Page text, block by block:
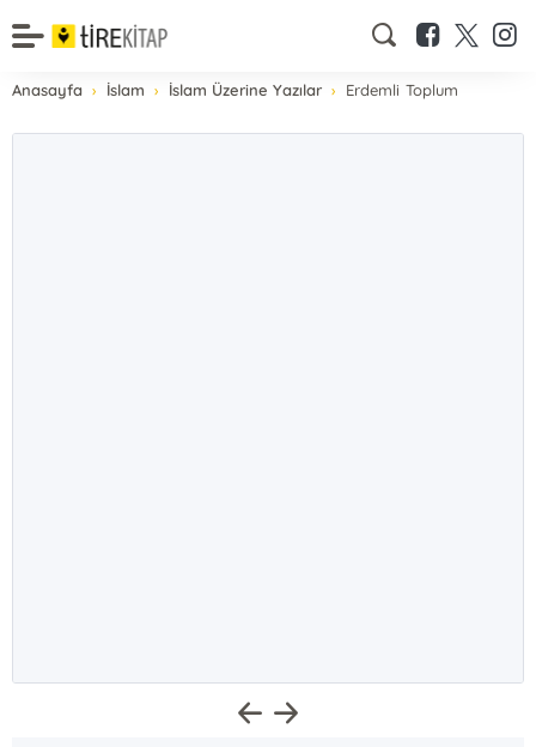
Anasayfa İslam İslam Üzerine Yazılar Erdemli Toplum